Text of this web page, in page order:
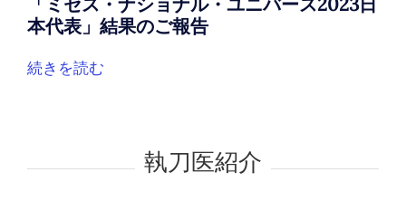
本代表」結果のご報告
続きを読む
執刀医紹介